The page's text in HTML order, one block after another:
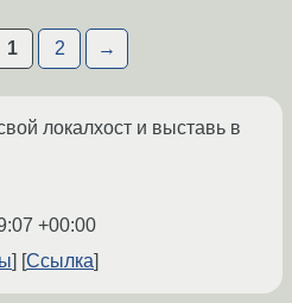
1 2 →
локалхост и выставь в
+00:00
Ссылка